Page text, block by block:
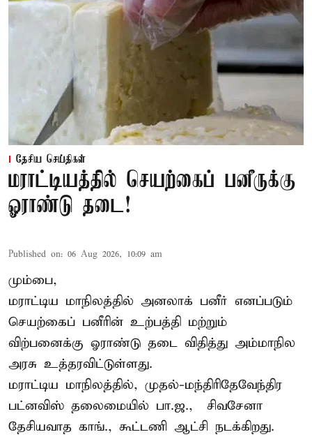
தேசிய செய்திகள்
மராட்டியத்தில் செயற்கைப் பனீருக்கு
ஓராண்டு தடை!
Published on: 06 Aug 2026, 10:09 am
மும்பை,
மராட்டிய மாநிலத்தில் அனலாக் பனீர் எனப்படும்
செயற்கைப் பனீரின் உற்பத்தி மற்றும்
விற்பனைக்கு ஓராண்டு தடை விதித்து அம்மாநில
அரசு உத்தரவிட்டுள்ளது.
மராட்டிய மாநிலத்தில், முதல்-மந்திரிதேவேந்திர
பட்னவிஸ் தலைமையில் பா.ஜ., – சிவசேனா –
தேசியவாத காங்., கூட்டணி ஆட்சி நடக்கிறது.